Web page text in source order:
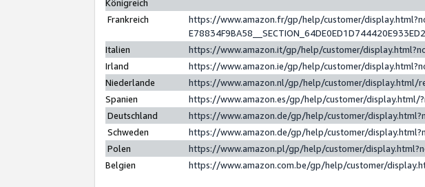
Königreich
Frankreich
https://www.amazon.fr/gp/help/customer/
Italien
https://www.amazon.it/gp/help/customer/
Irland
https://www.amazon.ie/gp/help/customer/
Niederlande
https://www.amazon.nl/gp/help/customer/display.html/
Spanien
https://www.amazon.es/gp/help/customer/display.html/
Deutschland
https://www.amazon.de/gp/help/customer/
Schweden
https://www.amazon.de/gp/help/customer/
Polen
https://www.amazon.pl/gp/help/customer/
Belgien
https://www.amazon.com.be/gp/help/customer/